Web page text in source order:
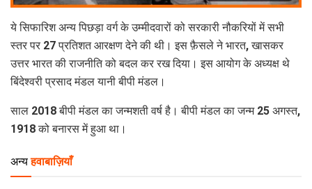
ये सिफारिश अन्य पिछड़ा वर्ग के उम्मीदवारों को सरकारी नौकरियों में सभी
स्तर पर 27 प्रतिशत आरक्षण देने की थी। इस फ़ैसले ने भारत, खासकर
उत्तर भारत की राजनीति को बदल कर रख दिया। इस आयोग के अध्यक्ष थे
बिंदेश्वरी प्रसाद मंडल यानी बीपी मंडल।
साल 2018 बीपी मंडल का जन्मशती वर्ष है। बीपी मंडल का जन्म 25 अगस्त,
1918 को बनारस में हुआ था।
अन्य हवाबाज़ियाँ